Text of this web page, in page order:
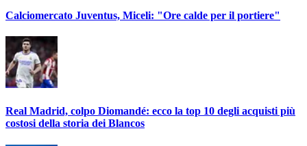
Calciomercato Juventus, Miceli: "Ore calde per il portiere"
Real Madrid, colpo Diomandé: ecco la top 10 degli acquisti più
costosi della storia dei Blancos